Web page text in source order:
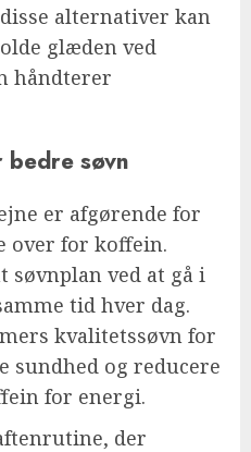
alternativer kan
glæden ved
håndterer
bedre søvn
er afgørende for
over for koffein.
søvnplan ved at gå i
tid hver dag.
kvalitetssøvn for
sundhed og reducere
for energi.
der